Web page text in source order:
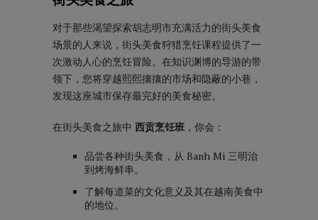
对于那些渴望探索胡志明市充满活力的街头美食
场景的人来说，街头美食狩猎烹饪课程提供了一
次激动人心的烹饪冒险。在知识渊博的导游的带
领下，您将穿越熙熙攘攘的市场和隐蔽的小巷，
发现这座城市保存最完好的美食秘密。
在街头美食之旅中 西贡烹饪班 ，你会：
品尝各种街头美食，从 Banh Mi 三明治
到烤海鲜串。
了解每道菜的文化意义及其在越南美食中
的地位。